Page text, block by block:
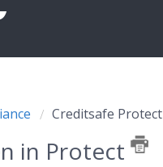
Creditsafe Protect
in Protect